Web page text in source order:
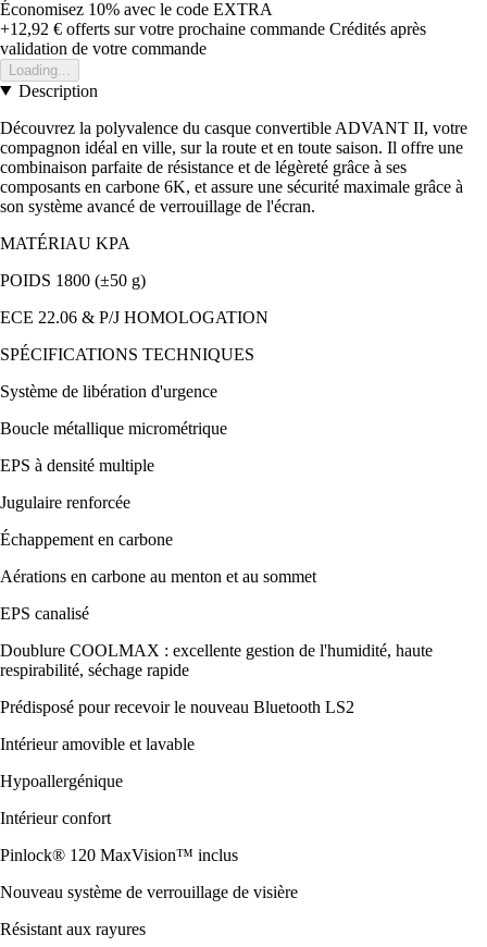
Économisez 10% avec le code EXTRA
+12,92 € offerts sur votre prochaine commande Crédités après
validation de votre commande
Loading...
Description
Découvrez la polyvalence du casque convertible ADVANT II, votre
compagnon idéal en ville, sur la route et en toute saison. Il offre une
combinaison parfaite de résistance et de légèreté grâce à ses
composants en carbone 6K, et assure une sécurité maximale grâce à
son système avancé de verrouillage de l'écran.
MATÉRIAU KPA
POIDS 1800 (±50 g)
ECE 22.06 & P/J HOMOLOGATION
SPÉCIFICATIONS TECHNIQUES
Système de libération d'urgence
Boucle métallique micrométrique
EPS à densité multiple
Jugulaire renforcée
Échappement en carbone
Aérations en carbone au menton et au sommet
EPS canalisé
Doublure COOLMAX : excellente gestion de l'humidité, haute
respirabilité, séchage rapide
Prédisposé pour recevoir le nouveau Bluetooth LS2
Intérieur amovible et lavable
Hypoallergénique
Intérieur confort
Pinlock® 120 MaxVision™ inclus
Nouveau système de verrouillage de visière
Résistant aux rayures